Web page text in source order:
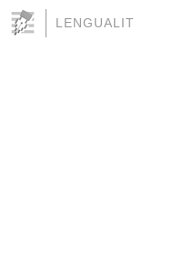
LENGUALIT